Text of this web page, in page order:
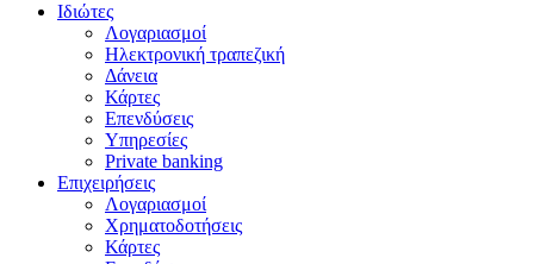
Ιδιώτες
Λογαριασμοί
Ηλεκτρονική τραπεζική
Δάνεια
Κάρτες
Επενδύσεις
Υπηρεσίες
Private banking
Επιχειρήσεις
Λογαριασμοί
Χρηματοδοτήσεις
Κάρτες